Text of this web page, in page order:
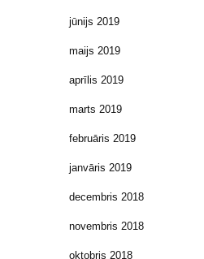
jūnijs 2019
maijs 2019
aprīlis 2019
marts 2019
februāris 2019
janvāris 2019
decembris 2018
novembris 2018
oktobris 2018